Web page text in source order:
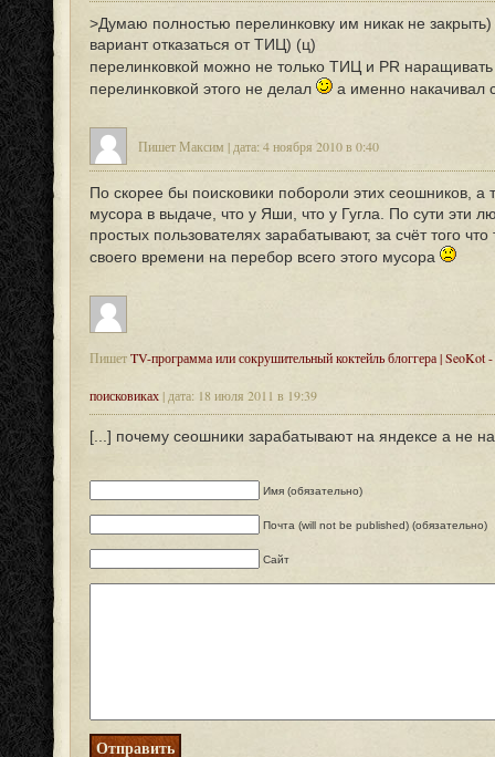
>Думаю полностью перелинковку им никак не
вариант отказаться от ТИЦ) (ц)
перелинковкой можно не только ТИЦ и PR
перелинковкой этого не делал
а именно накачивал
Пишет Максим | дата: 4 ноября 2010 в 0:40
По скорее бы поисковики побороли этих сеошников, а
мусора в выдаче, что у Яши, что у Гугла. По сути эти
простых пользователях зарабатывают, за счёт того что
своего времени на перебор всего этого мусора
ПишетTV-программа или сокрушительный коктейль блоггера | SeoKot
поисковиках | дата: 18 июля 2011 в 19:39
[...] почему сеошники зарабатывают на яндексе а не на
Имя (обязательно)
Почта (will not be published) (обязательно)
Сайт